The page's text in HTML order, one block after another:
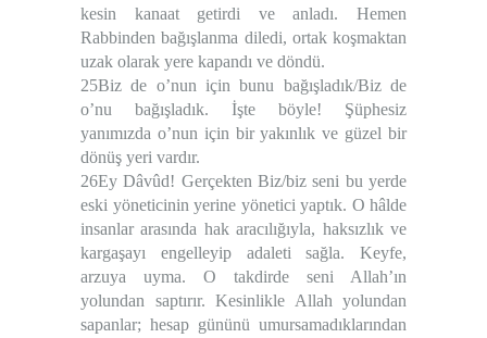
kesin kanaat getirdi ve anladı. Hemen
Rabbinden bağışlanma diledi, ortak koşmaktan
uzak olarak yere kapandı ve döndü.
25Biz de o’nun için bunu bağışladık/Biz de
o’nu bağışladık. İşte böyle! Şüphesiz
yanımızda o’nun için bir yakınlık ve güzel bir
dönüş yeri vardır.
26Ey Dâvûd! Gerçekten Biz/biz seni bu yerde
eski yöneticinin yerine yönetici yaptık. O hâlde
insanlar arasında hak aracılığıyla, haksızlık ve
kargaşayı engelleyip adaleti sağla. Keyfe,
arzuya uyma. O takdirde seni Allah’ın
yolundan saptırır. Kesinlikle Allah yolundan
sapanlar; hesap gününü umursamadıklarından